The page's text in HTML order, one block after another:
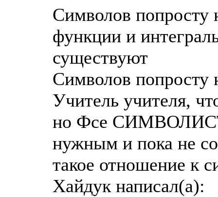
Символов попросту
функции и
существуют
Символов попросту
Учитель учителя,
но Фсе
нужным и пока не
такое отношение к
Хайдук написал(а):